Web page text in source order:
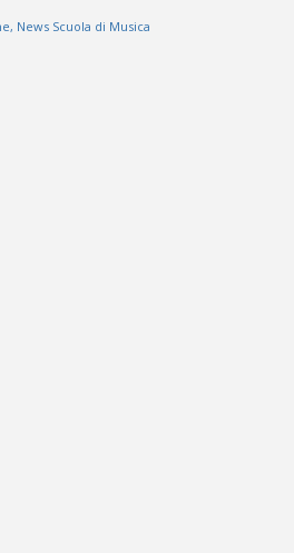
, News Scuola di Musica